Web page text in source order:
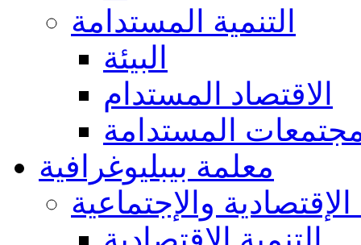
التنمية المستدامة
البيئة
الاقتصاد المستدام
المستدامة
معلمة بيبليوغرافية
الإقتصادية والإجتماعية